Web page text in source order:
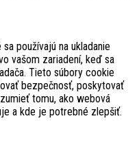
používajú na ukladanie
vašom zariadení, keď sa
Tieto súbory cookie
bezpečnosť, poskytovať
tomu, ako webová
a kde je potrebné zlepšiť.